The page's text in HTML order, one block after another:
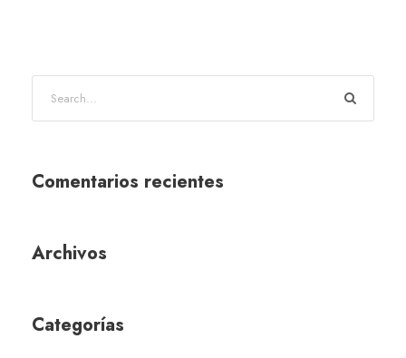
Comentarios recientes
Archivos
Categorías